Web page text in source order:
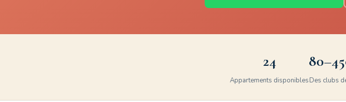
24
Appartements disponiblesDes clubs